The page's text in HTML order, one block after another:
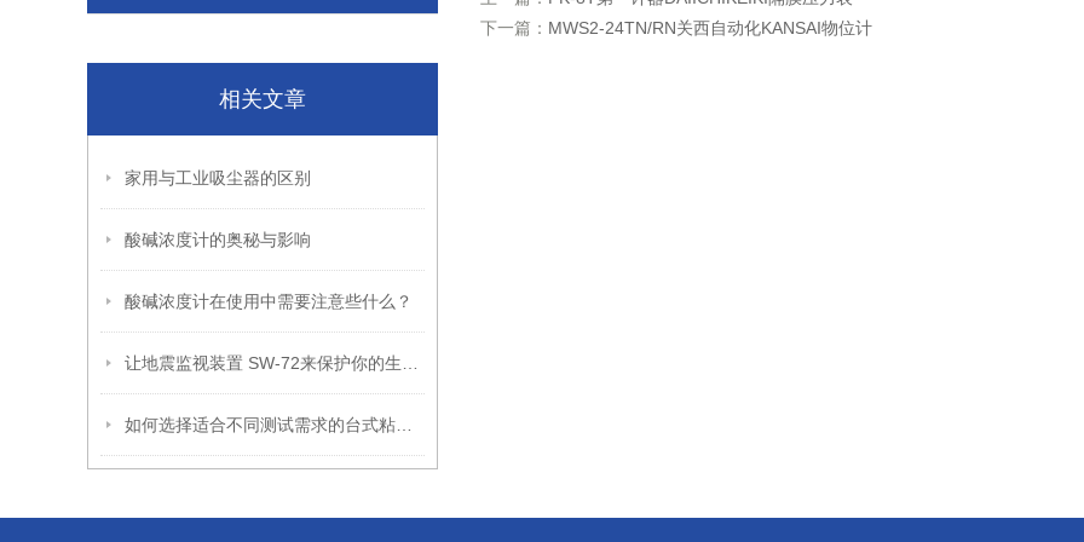
相关文章
家用与工业吸尘器的区别
酸碱浓度计的奥秘与影响
酸碱浓度计在使用中需要注意些什么？
下一篇： MWS2-24TN/RN关西自动化KANSAI物位计